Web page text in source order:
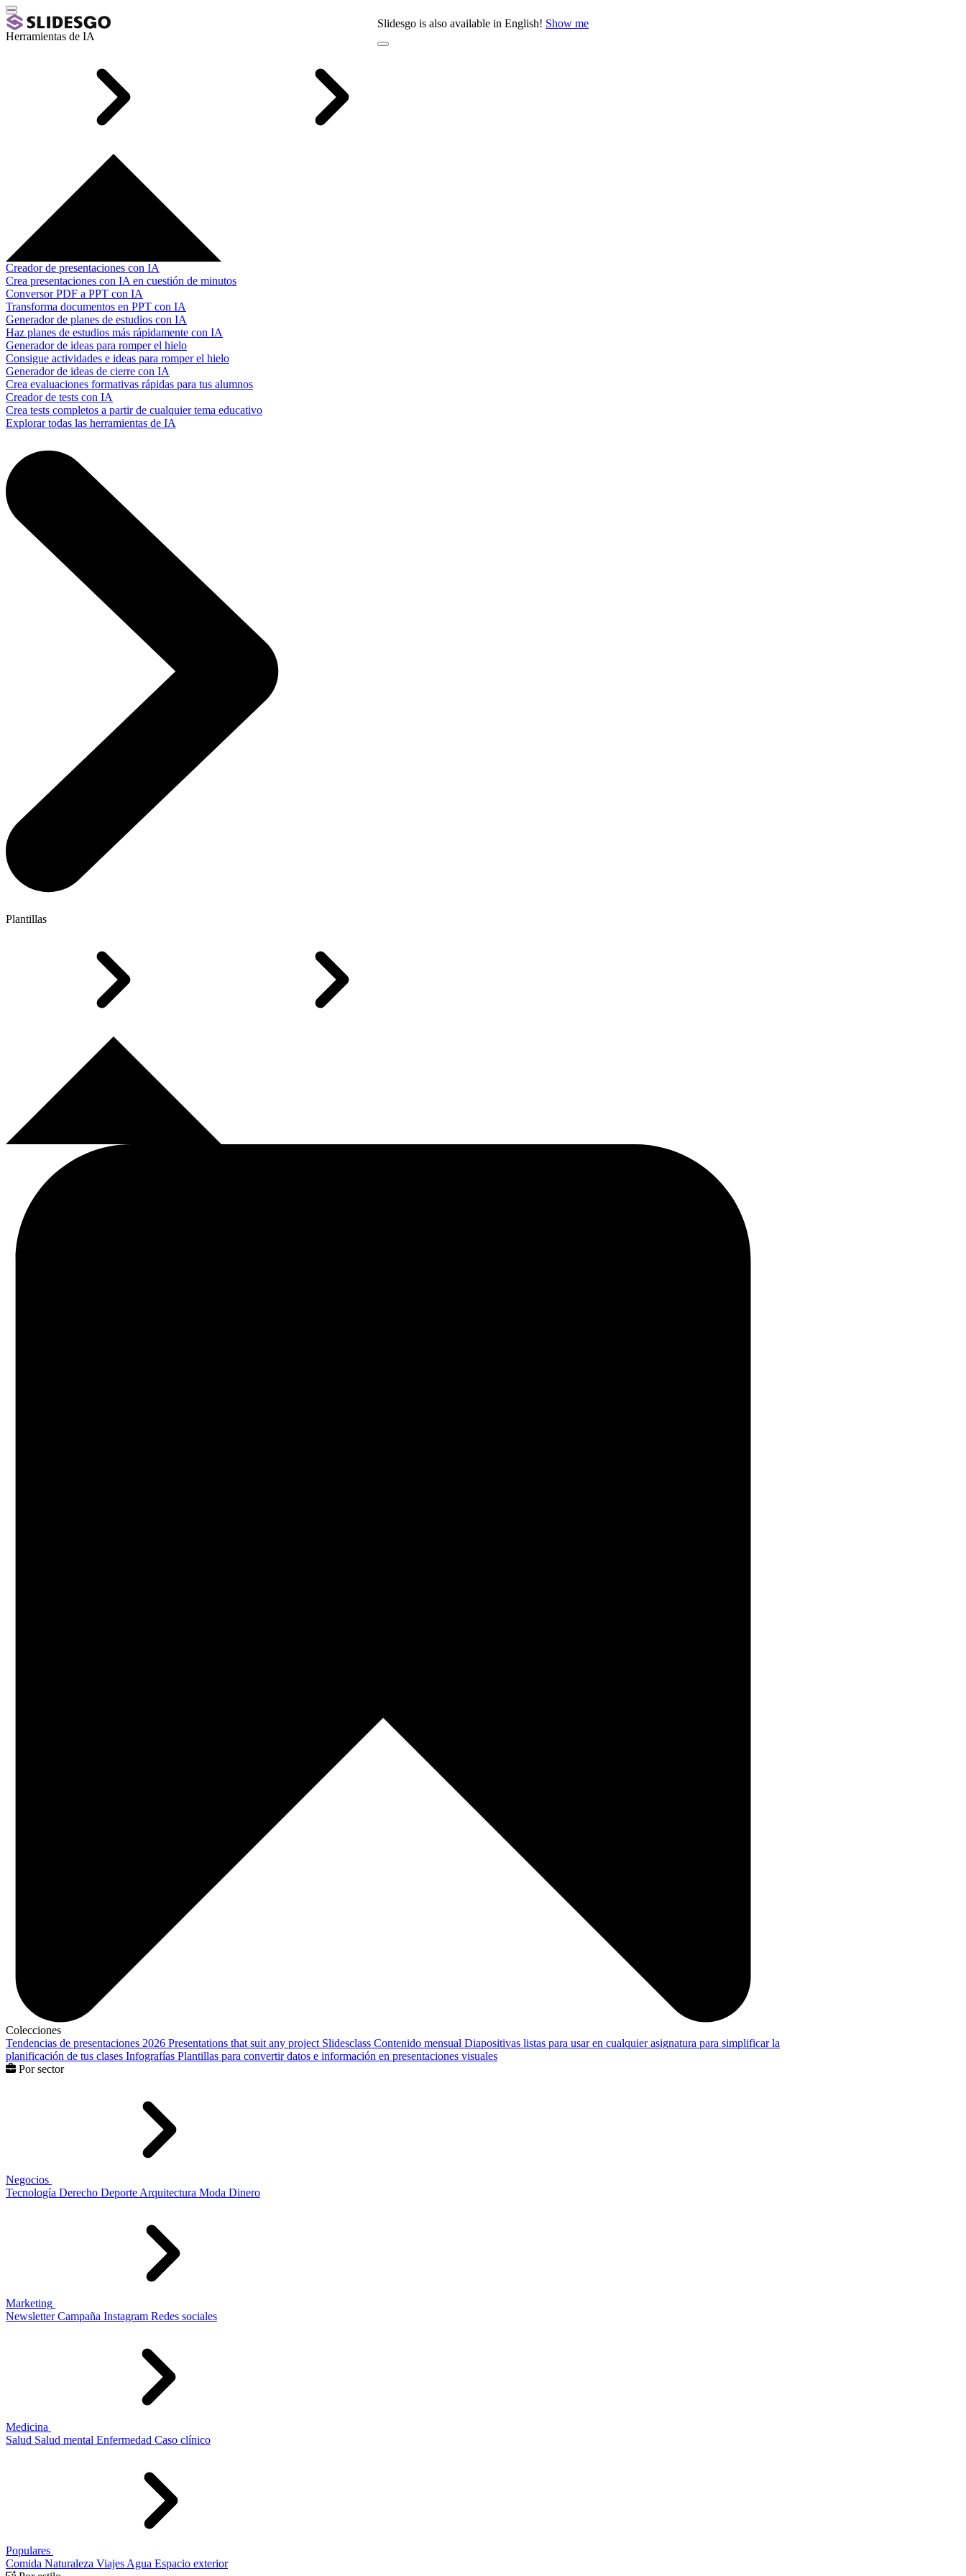
Slidesgo is also available in English! Show me
Herramientas de IA
Creador de presentaciones con IA
Crea presentaciones con IA en cuestión de minutos
Conversor PDF a PPT con IA
Transforma documentos en PPT con IA
Generador de planes de estudios con IA
Haz planes de estudios más rápidamente con IA
Generador de ideas para romper el hielo
Consigue actividades e ideas para romper el hielo
Generador de ideas de cierre con IA
Crea evaluaciones formativas rápidas para tus alumnos
Creador de tests con IA
Crea tests completos a partir de cualquier tema educativo
Explorar todas las herramientas de IA
Plantillas
Colecciones
Tendencias de presentaciones 2026 Presentations that suit any project Slidesclass Contenido mensual Diapositivas listas para usar en cualquier asignatura para simplificar la
planificación de tus clases Infografías Plantillas para convertir datos e información en presentaciones visuales
Por sector
Negocios
Tecnología Derecho Deporte Arquitectura Moda Dinero
Marketing
Newsletter Campaña Instagram Redes sociales
Medicina
Salud Salud mental Enfermedad Caso clínico
Populares
Comida Naturaleza Viajes Agua Espacio exterior